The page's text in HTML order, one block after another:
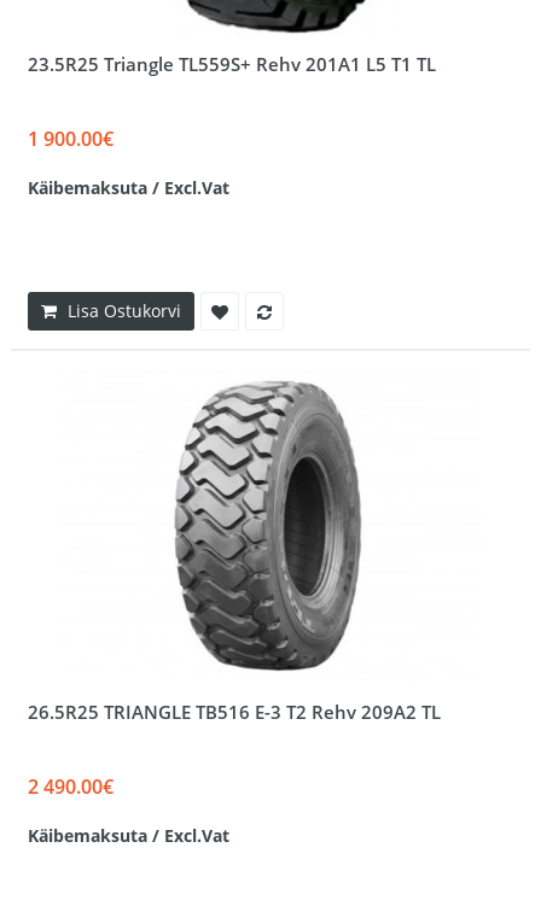
23.5R25 Triangle TL559S+ Rehv 201A1 L5 T1 TL
1 900.00€
Käibemaksuta / Excl.Vat
Lisa Ostukorvi
26.5R25 TRIANGLE TB516 E-3 T2 Rehv 209A2 TL
2 490.00€
Käibemaksuta / Excl.Vat